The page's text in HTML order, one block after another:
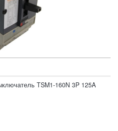
TSM1-160N 3P 125A